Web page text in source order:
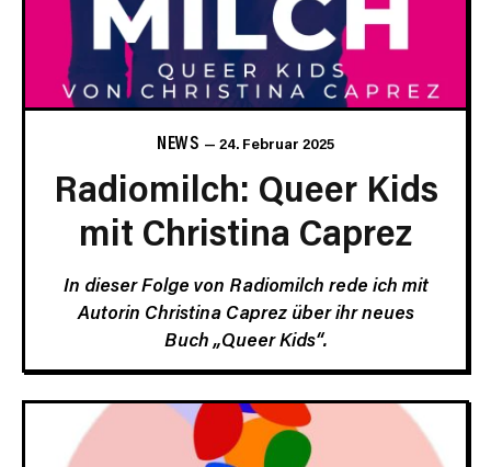
NEWS 24. Februar 2025
Radiomilch: Queer Kids
mit Christina Caprez
In dieser Folge von Radiomilch rede ich mit
Autorin Christina Caprez über ihr neues
Buch „Queer Kids“.